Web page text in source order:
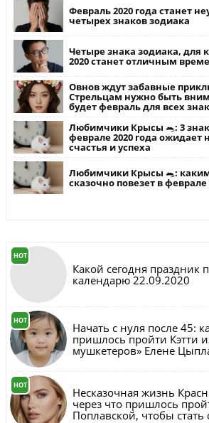
Февраль 2020 года станет
четырех знаков зодиака
Четыре знака зодиака, для
2020 станет отличным
Овнов ждут забавные
Стрельцам нужно быть
будет февраль для всех
Любимчики Крысы 🐀: 3
феврале 2020 года ожидает
счастья и успеха
Любимчики Крысы 🐀:
сказочно повезет в феврале
HOT
Какой сегодня праздник
календарю 22.09.2020
HOT
Начать с нуля после 45:
пришлось пройти Кэтти
мушкетеров» Елене
HOT
Несказочная жизнь
через что пришлось
Поплавской, чтобы стать